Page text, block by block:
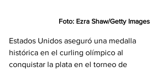
Foto: Ezra Shaw/Getty Images
Estados Unidos aseguró una medalla
histórica en el curling olímpico al
conquistar la plata en el torneo de